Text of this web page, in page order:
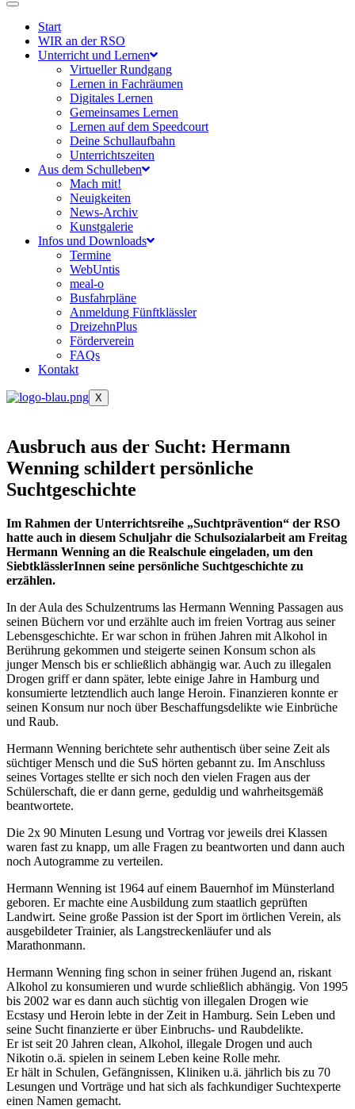
Start
WIR an der RSO
Unterricht und Lernen
Virtueller Rundgang
Lernen in Fachräumen
Digitales Lernen
Gemeinsames Lernen
Lernen auf dem Speedcourt
Deine Schullaufbahn
Unterrichtszeiten
Aus dem Schulleben
Mach mit!
Neuigkeiten
News-Archiv
Kunstgalerie
Infos und Downloads
Termine
WebUntis
meal-o
Busfahrpläne
Anmeldung Fünftklässler
DreizehnPlus
Förderverein
FAQs
Kontakt
X
Ausbruch aus der Sucht: Hermann
Wenning schildert persönliche
Suchtgeschichte
Im Rahmen der Unterrichtsreihe „Suchtprävention“ der RSO
hatte auch in diesem Schuljahr die Schulsozialarbeit am Freitag
Hermann Wenning an die Realschule eingeladen, um den
SiebtklässlerInnen seine persönliche Suchtgeschichte zu
erzählen.
In der Aula des Schulzentrums las Hermann Wenning Passagen aus
seinen Büchern vor und erzählte auch im freien Vortrag aus seiner
Lebensgeschichte. Er war schon in frühen Jahren mit Alkohol in
Berührung gekommen und steigerte seinen Konsum schon als
junger Mensch bis er schließlich abhängig war. Auch zu illegalen
Drogen griff er dann später, lebte einige Jahre in Hamburg und
konsumierte letztendlich auch lange Heroin. Finanzieren konnte er
seinen Konsum nur noch über Beschaffungsdelikte wie Einbrüche
und Raub.
Hermann Wenning berichtete sehr authentisch über seine Zeit als
süchtiger Mensch und die SuS hörten gebannt zu. Im Anschluss
seines Vortages stellte er sich noch den vielen Fragen aus der
Schülerschaft, die er dann gerne, geduldig und wahrheitsgemäß
beantwortete.
Die 2x 90 Minuten Lesung und Vortrag vor jeweils drei Klassen
waren fast zu knapp, um alle Fragen zu beantworten und dann auch
noch Autogramme zu verteilen.
Hermann Wenning ist 1964 auf einem Bauernhof im Münsterland
geboren. Er machte eine Ausbildung zum staatlich geprüften
Landwirt. Seine große Passion ist der Sport im örtlichen Verein, als
ausgebildeter Trainier, als Langstreckenläufer und als
Marathonmann.
Hermann Wenning fing schon in seiner frühen Jugend an, riskant
Alkohol zu konsumieren und wurde schließlich abhängig. Von 1995
bis 2002 war es dann auch süchtig von illegalen Drogen wie
Ecstasy und Heroin lebte in der Zeit in Hamburg. Sein Leben und
seine Sucht finanzierte er über Einbruchs- und Raubdelikte.
Er ist seit 20 Jahren clean, Alkohol, illegale Drogen und auch
Nikotin o.ä. spielen in seinem Leben keine Rolle mehr.
Er hält in Schulen, Gefängnissen, Kliniken u.ä. jährlich bis zu 70
Lesungen und Vorträge und hat sich als fachkundiger Suchtexperte
einen Namen gemacht.